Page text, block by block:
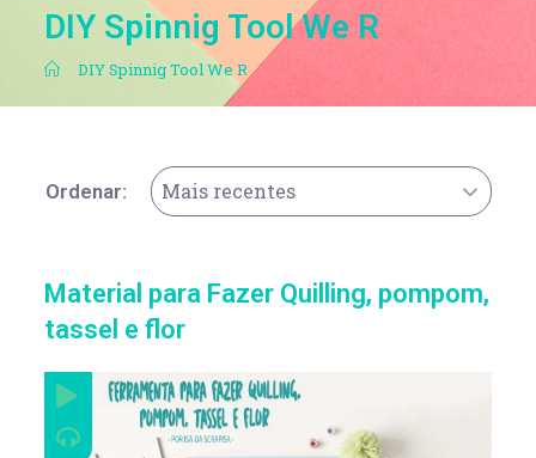
DIY Spinnig Tool We R
. DIY Spinnig Tool We R
Ordenar: Mais recentes
Material para Fazer Quilling, pompom,
tassel e flor